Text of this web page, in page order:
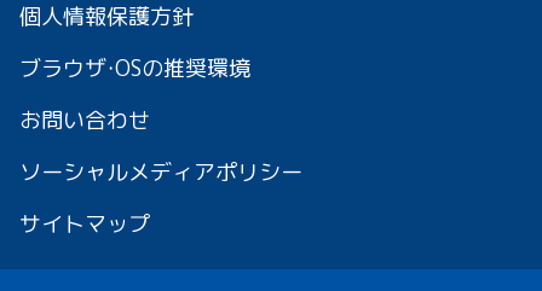
個人情報保護方針
ブラウザ・OSの推奨環境
お問い合わせ
ソーシャルメディアポリシー
サイトマップ